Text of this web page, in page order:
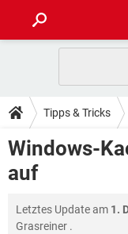
ANDROID
WINDOWS 10
WHATSAPP
TIPPS & TRICKS
SPIELE
ANDROID
WHATSAPP
DOWNLOADS
SPIELE
WINDOWS 10
FORUM
SPIELE
LEXIKON
Tipps & Tricks
Windows 8
Windows-
auf
Letztes Update am 1.
Grasreiner .